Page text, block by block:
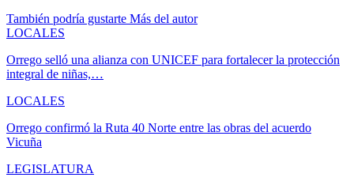
También podría gustarte Más del autor
LOCALES
Orrego selló una alianza con UNICEF para fortalecer la protección
integral de niñas,…
LOCALES
Orrego confirmó la Ruta 40 Norte entre las obras del acuerdo
Vicuña
LEGISLATURA